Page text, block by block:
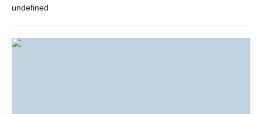
undefined